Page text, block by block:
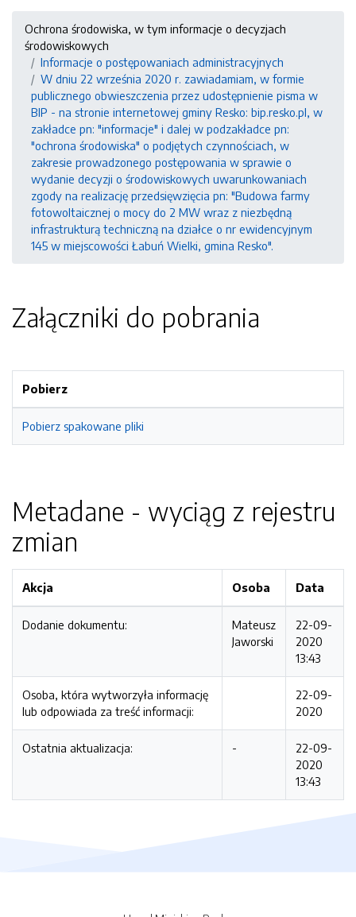
Ochrona środowiska, w tym informacje o decyzjach
środowiskowych
Informacje o postępowaniach administracyjnych
W dniu 22 września 2020 r. zawiadamiam, w formie
publicznego obwieszczenia przez udostępnienie pisma w
BIP - na stronie internetowej gminy Resko: bip.resko.pl, w
zakładce pn: "informacje" i dalej w podzakładce pn:
"ochrona środowiska" o podjętych czynnościach, w
zakresie prowadzonego postępowania w sprawie o
wydanie decyzji o środowiskowych uwarunkowaniach
zgody na realizację przedsięwzięcia pn: "Budowa farmy
fotowoltaicznej o mocy do 2 MW wraz z niezbędną
infrastrukturą techniczną na działce o nr ewidencyjnym
145 w miejscowości Łabuń Wielki, gmina Resko".
Załączniki do pobrania
Pobierz
Pobierz spakowane pliki
Metadane - wyciąg z rejestru
zmian
Akcja Osoba Data
Dodanie dokumentu:
Mateusz
Jaworski
22-09-
2020
13:43
Osoba, która wytworzyła informację
lub odpowiada za treść informacji:
22-09-
2020
Ostatnia aktualizacja: -
22-09-
2020
13:43